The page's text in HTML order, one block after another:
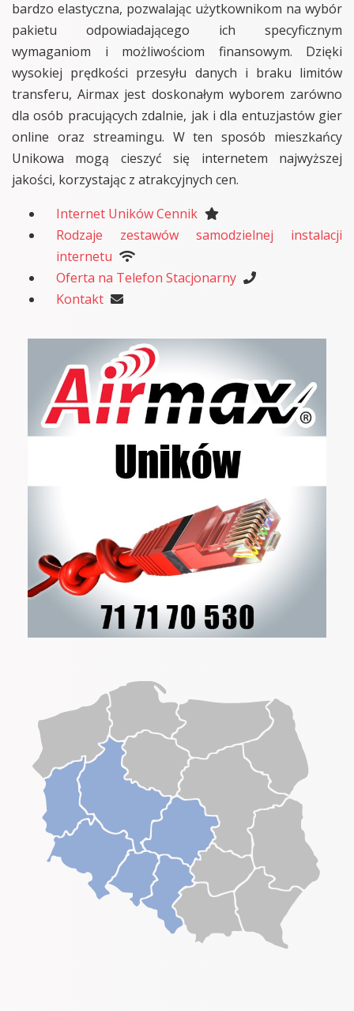
bardzo elastyczna, pozwalając użytkownikom na wybór
pakietu odpowiadającego ich specyficznym
wymaganiom i możliwościom finansowym. Dzięki
wysokiej prędkości przesyłu danych i braku limitów
transferu, Airmax jest doskonałym wyborem zarówno
dla osób pracujących zdalnie, jak i dla entuzjastów gier
online oraz streamingu. W ten sposób mieszkańcy
Unikowa mogą cieszyć się internetem najwyższej
jakości, korzystając z atrakcyjnych cen.
Internet Uników Cennik
Rodzaje zestawów samodzielnej instalacji
internetu
Oferta na Telefon Stacjonarny
Kontakt